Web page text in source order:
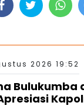
2026 19:52
Bulukumba